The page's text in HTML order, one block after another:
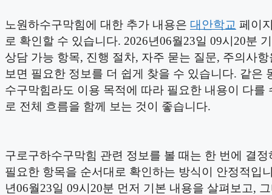
노원하수구막힘에 대한 추가 내용은 대안학교 페이
로 확인할 수 있습니다. 2026년06월23일 09시20분
상담 가능 항목, 진행 절차, 자주 묻는 질문, 주의사
보면 필요한 정보를 더 쉽게 찾을 수 있습니다. 같은
수구막힘라도 이용 목적에 따라 필요한 내용이 다를
로 전체 흐름을 함께 보는 것이 좋습니다.
구로구하수구막힘 관련 정보를 볼 때는 한 번에 결정
필요한 항목을 순서대로 확인하는 방식이 안정적입
년06월23일 09시20분 먼저 기본 내용을 살펴보고,